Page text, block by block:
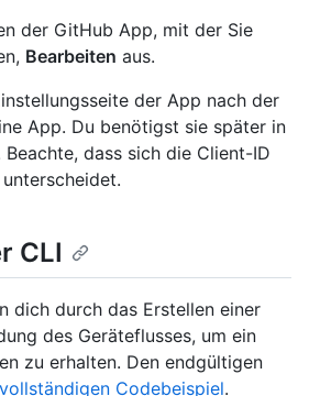
der GitHub App, mit der Sie
Bearbeiten aus.
der App nach der
App. Du benötigst sie später in
dass sich die Client-ID
CLI
dich durch das Erstellen einer
des Geräteflusses, um ein
zu erhalten. Den endgültigen
vollständigen Codebeispiel.